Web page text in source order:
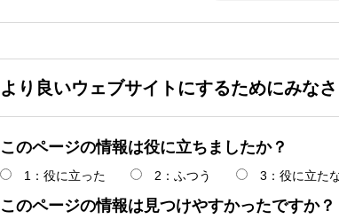
より良いウェブサイトにするためにみな
このページの情報は役に立ちましたか？
1：役に立った 2：ふつう 3：役に立た
このページの情報は見つけやすかったですか？